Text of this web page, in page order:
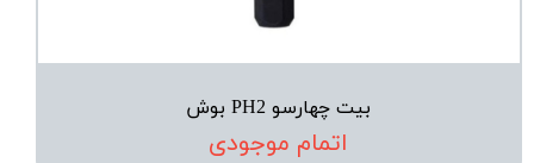
بیت چهارسو PH2 بوش
اتمام موجودی